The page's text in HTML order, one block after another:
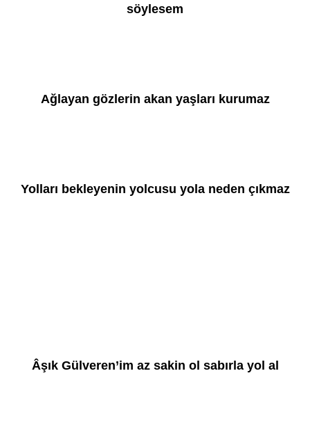
söylesem
Ağlayan gözlerin akan yaşları kurumaz
Yolları bekleyenin yolcusu yola neden çıkmaz
Âşık Gülveren’im az sakin ol sabırla yol al